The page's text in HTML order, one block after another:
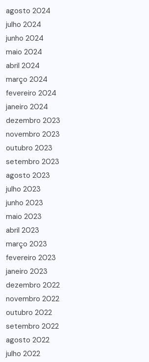
agosto 2024
julho 2024
junho 2024
maio 2024
abril 2024
março 2024
fevereiro 2024
janeiro 2024
dezembro 2023
novembro 2023
outubro 2023
setembro 2023
agosto 2023
julho 2023
junho 2023
maio 2023
abril 2023
março 2023
fevereiro 2023
janeiro 2023
dezembro 2022
novembro 2022
outubro 2022
setembro 2022
agosto 2022
julho 2022